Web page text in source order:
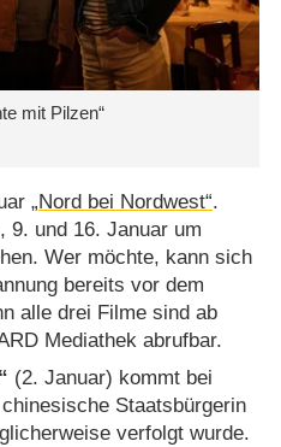
mit Pilzen“
„Nord bei Nordwest“.
9. und 16. Januar um
Wer möchte, kann sich
bereits vor dem
alle drei Filme sind ab
Mediathek abrufbar.
(2. Januar) kommt bei
Staatsbürgerin
verfolgt wurde.